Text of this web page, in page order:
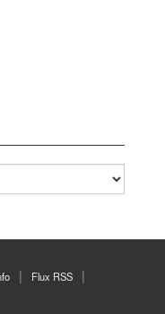
Flux RSS